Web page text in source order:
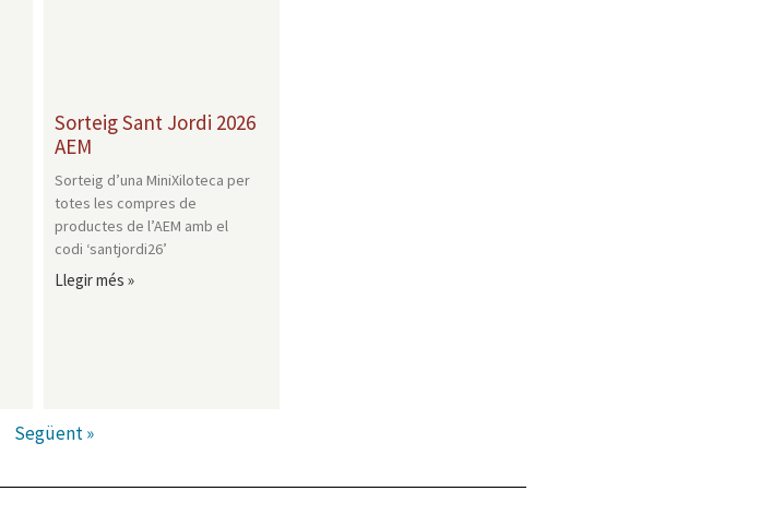
Sorteig Sant Jordi 2026
AEM
Sorteig d’una MiniXiloteca per
totes les compres de
productes de l’AEM amb el
codi ‘santjordi26’
Llegir més »
Següent »